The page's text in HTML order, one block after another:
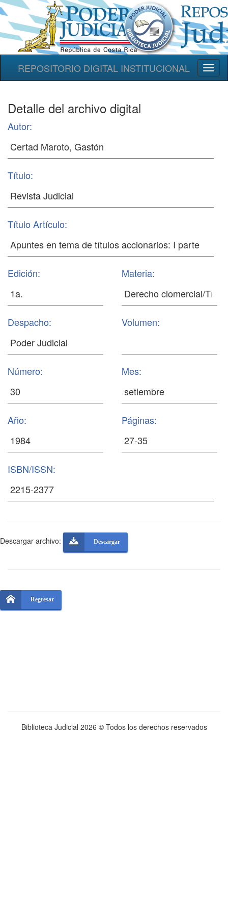
REPOSITORIO DIGITAL INSTITUCIONAL
Detalle del archivo digital
Autor:
Título:
Título Artículo:
Edición: Materia:
Despacho: Volumen:
Número: Mes:
Año: Páginas:
ISBN/ISSN:
Descargar archivo: Descargar
Regresar
Biblioteca Judicial 2026 © Todos los derechos reservados